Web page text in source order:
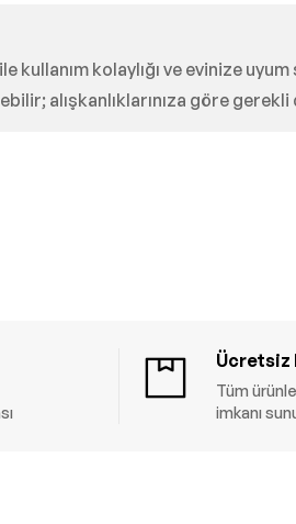
kolaylığı ve evinize
alışkanlıklarınıza göre
Ücretsiz
Tüm
imkanı